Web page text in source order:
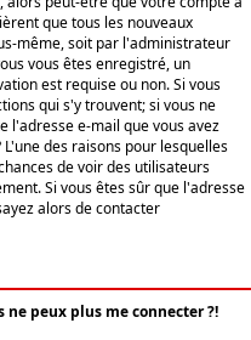
que tous les nouveaux
même, soit par l'administrateur
vous êtes enregistré, un
est requise ou non. Si vous
qui s'y trouvent; si vous ne
l'adresse e-mail que vous avez
des raisons pour lesquelles
de voir des utilisateurs
Si vous êtes sûr que l'adresse
alors de contacter
ne peux plus me connecter ?!